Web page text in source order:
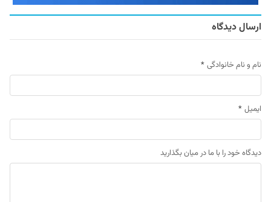
ارسال دیدگاه
نام و نام خانوادگی *
ایمیل *
دیدگاه خود را با ما در میان بگذارید